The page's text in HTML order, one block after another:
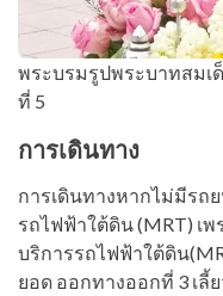
พระบรมรูปพระบาทสมเ
ที่ 5
การเดินทาง
การเดินทางหากไม่มีรถ
รถไฟฟ้าใต้ดิน (MRT) เ
บริการรถไฟฟ้าใต้ดิน
ยอด ออกทางออกที่ 3 เลี้